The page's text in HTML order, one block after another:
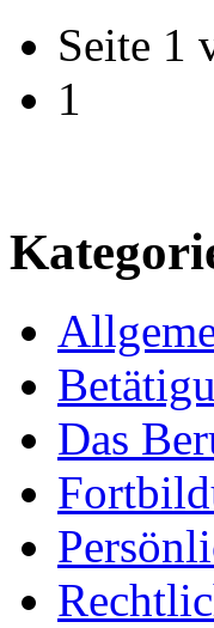
Seite 1
1
Das